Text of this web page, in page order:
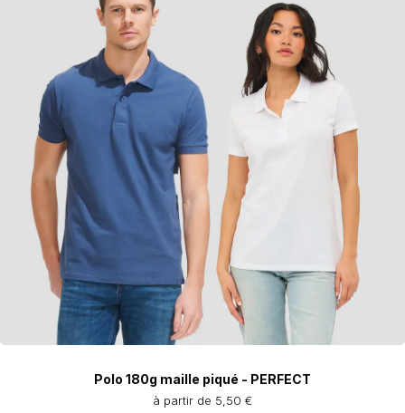
Polo 180g maille piqué - PERFECT
à partir de 5,50 €